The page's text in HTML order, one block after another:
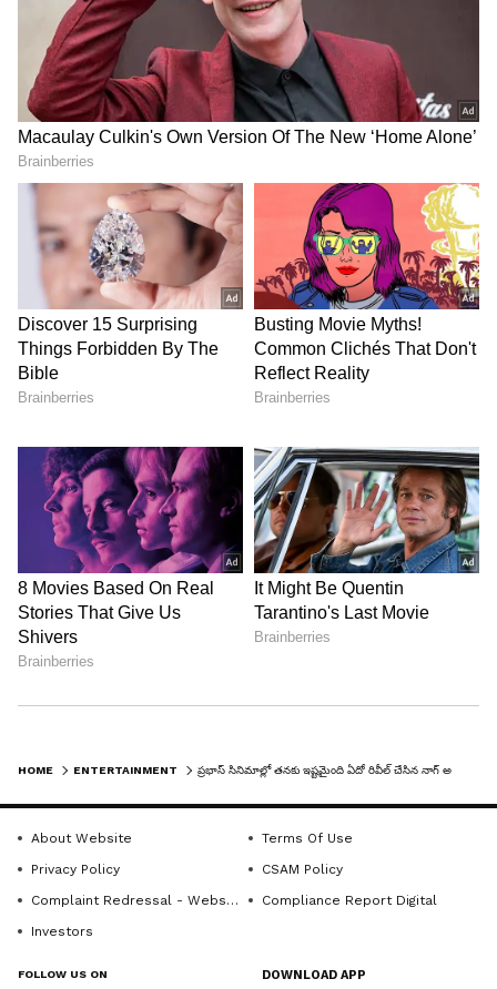
HOME ENTERTAINMENT
About Website
Terms Of Use
Privacy Policy
CSAM Policy
Complaint Redressal - Website
Compliance Report Digital
Investors
FOLLOW US ON DOWNLOAD APP